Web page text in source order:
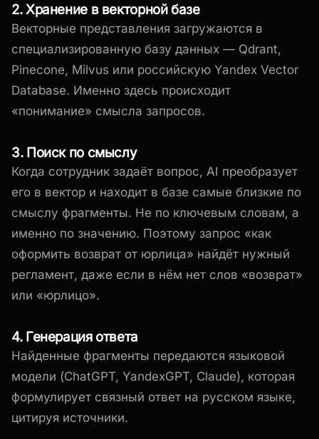
2. Хранение в векторной базе
Векторные представления загружаются в
специализированную базу данных — Qdrant,
Pinecone, Milvus или российскую Yandex Vector
Database. Именно здесь происходит
«понимание» смысла запросов.
3. Поиск по смыслу
Когда сотрудник задаёт вопрос, AI преобразует
его в вектор и находит в базе самые близкие по
смыслу фрагменты. Не по ключевым словам, а
именно по значению. Поэтому запрос «как
оформить возврат от юрлица» найдёт нужный
регламент, даже если в нём нет слов «возврат»
или «юрлицо».
4. Генерация ответа
Найденные фрагменты передаются языковой
модели (ChatGPT, YandexGPT, Claude), которая
формулирует связный ответ на русском языке,
цитируя источники.